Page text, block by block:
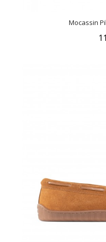
Mocassin